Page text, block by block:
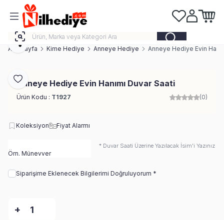
Favorilerim
Hesabım
Ana Sayfa Kime Hediye Anneye Hediye Anneye Hediye Evin
Favoriye Ekle
Paylaş
Anneye Hediye Evin Hanımı Duvar Saati
Ürün Kodu : T1927 (0)
Koleksiyon Fiyat Alarmı
* Duvar Saati Üzerine Yazılacak İsim'i Yazınız *
Siparişime Eklenecek Bilgilerimi Doğruluyorum *
-
+